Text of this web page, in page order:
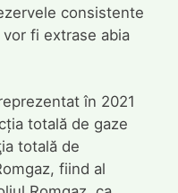
consistente
fi extrase abia
în 2021
totală de gaze
totală de
fiind al